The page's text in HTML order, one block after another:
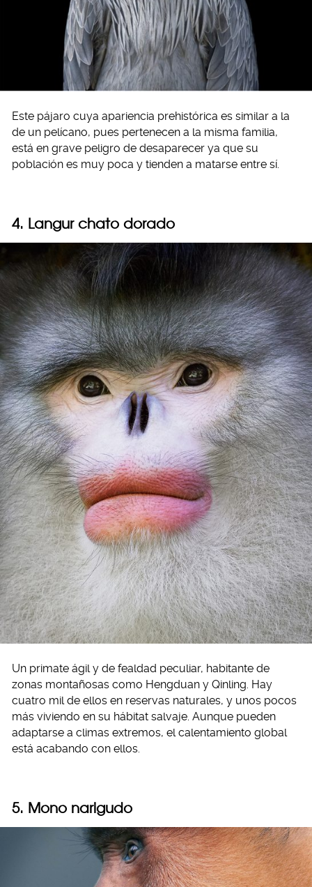
Este pájaro cuya apariencia prehistórica es similar a la
de un pelícano, pues pertenecen a la misma familia,
está en grave peligro de desaparecer ya que su
población es muy poca y tienden a matarse entre sí.
4. Langur chato dorado
Un primate ágil y de fealdad peculiar, habitante de
zonas montañosas como Hengduan y Qinling. Hay
cuatro mil de ellos en reservas naturales, y unos pocos
más viviendo en su hábitat salvaje. Aunque pueden
adaptarse a climas extremos, el calentamiento global
está acabando con ellos.
5. Mono narigudo